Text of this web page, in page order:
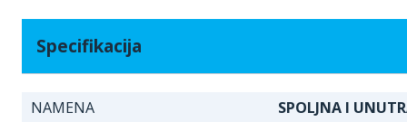
Specifikacija
NAMENA
SPOLJNA I